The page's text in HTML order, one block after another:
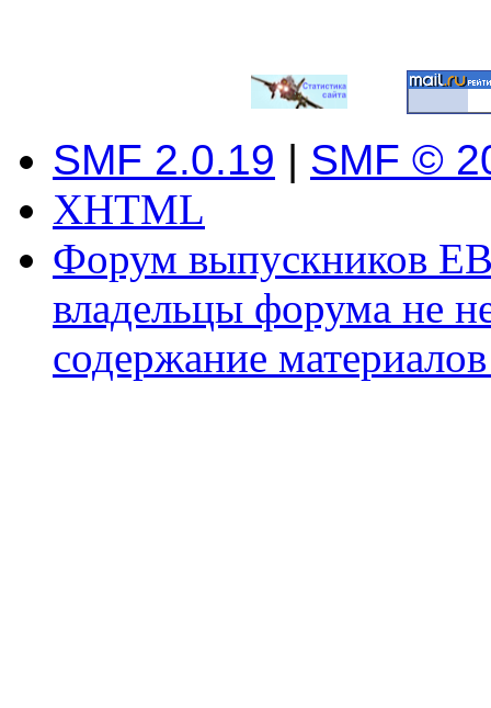
SMF 2.0.19 | SMF ©
XHTML
Форум выпускников
владельцы форума не
содержание